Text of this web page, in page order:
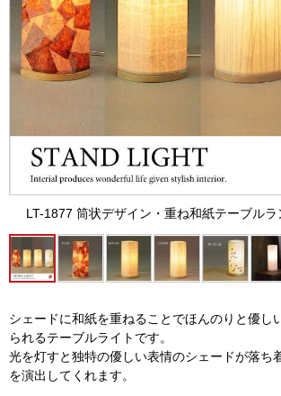
LT-1877 筒状デザイン・重ね和紙テーブルラ
シェードに和紙を重ねることでほんのりと優し
られるテーブルライトです。
光を灯すと独特の優しい表情のシェードが落ち
を演出してくれます。